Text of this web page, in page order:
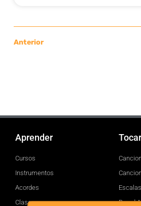
Anterior
Aprender
Cursos
Instrumentos
Acordes
Clases
Tocar
Escalas
Brand